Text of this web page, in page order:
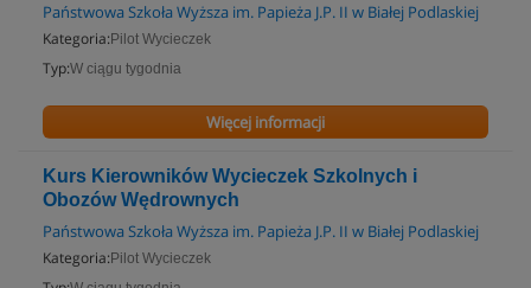
Państwowa Szkoła Wyższa im. Papieża J.P. II w Białej Podlaskiej
Kategoria: Pilot Wycieczek
Typ:W ciągu tygodnia
Więcej informacji
Kurs Kierowników Wycieczek Szkolnych i
Obozów Wędrownych
Państwowa Szkoła Wyższa im. Papieża J.P. II w Białej Podlaskiej
Kategoria: Pilot Wycieczek